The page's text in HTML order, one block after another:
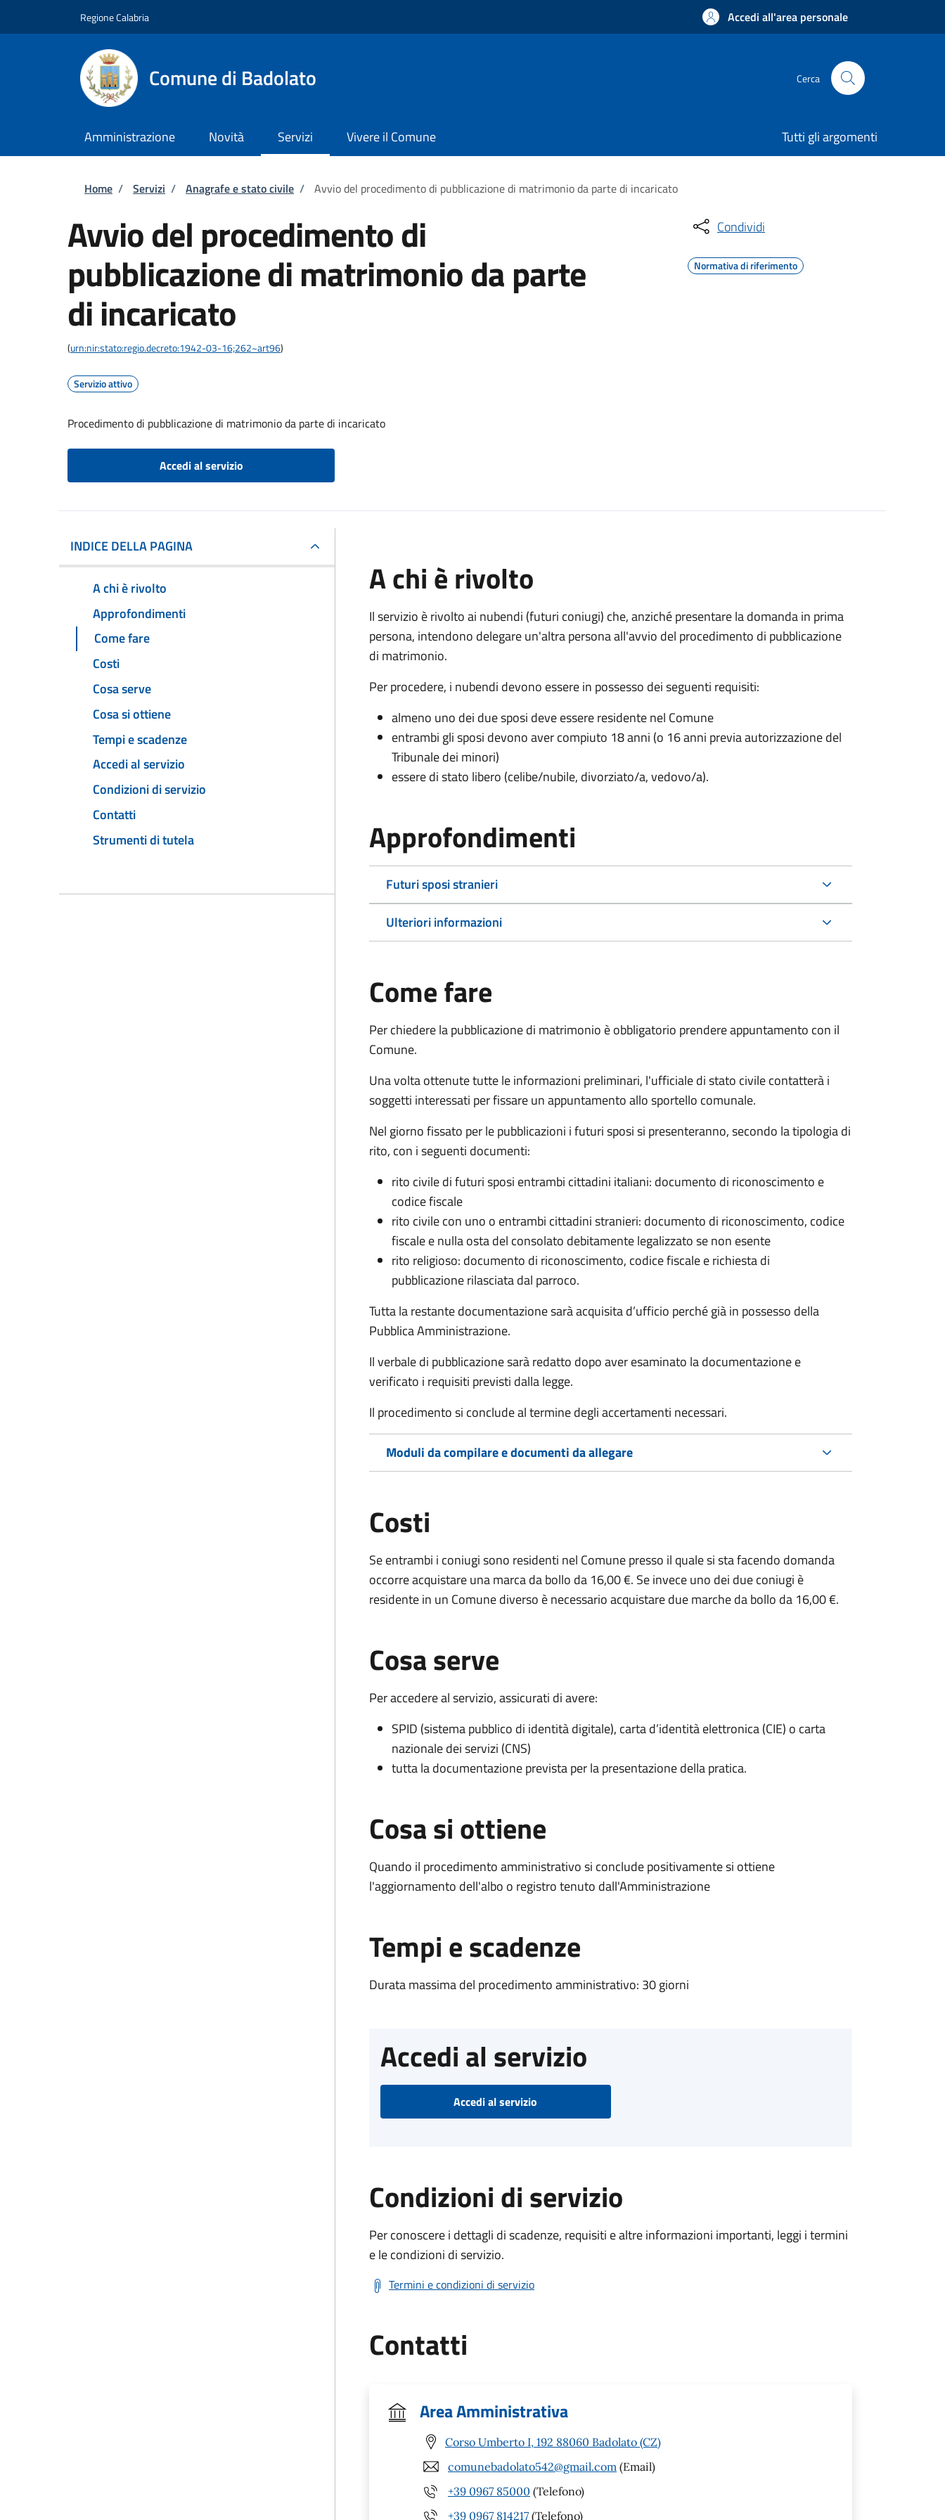
Regione Calabria Accedi all'area personale
Comune di Badolato Cerca
Amministrazione Novità Servizi Vivere il Comune Tutti gli argomenti
Briciole di pane
Home / Servizi / Anagrafe e stato civile / Avvio del procedimento di pubblicazione di matrimonio da parte di incaricato
Avvio del procedimento di
pubblicazione di matrimonio da parte
di incaricato
(urn:nir:stato:regio.decreto:1942-03-16;262~art96)
Servizio attivo
Procedimento di pubblicazione di matrimonio da parte di incaricato
Accedi al servizio
Condividi
Normativa di riferimento
INDICE DELLA PAGINA
A chi è rivolto
Approfondimenti
Come fare
Costi
Cosa serve
Cosa si ottiene
Tempi e scadenze
Accedi al servizio
Condizioni di servizio
Contatti
Strumenti di tutela
A chi è rivolto
Il servizio è rivolto ai nubendi (futuri coniugi) che, anziché presentare la domanda in prima
persona, intendono delegare un'altra persona all'avvio del procedimento di pubblicazione
di matrimonio.
Per procedere, i nubendi devono essere in possesso dei seguenti requisiti:
almeno uno dei due sposi deve essere residente nel Comune
entrambi gli sposi devono aver compiuto 18 anni (o 16 anni previa autorizzazione del
Tribunale dei minori)
essere di stato libero (celibe/nubile, divorziato/a, vedovo/a).
Approfondimenti
Futuri sposi stranieri
Ulteriori informazioni
Come fare
Per chiedere la pubblicazione di matrimonio è obbligatorio prendere appuntamento con il
Comune.
Una volta ottenute tutte le informazioni preliminari, l'ufficiale di stato civile contatterà i
soggetti interessati per fissare un appuntamento allo sportello comunale.
Nel giorno fissato per le pubblicazioni i futuri sposi si presenteranno, secondo la tipologia di
rito, con i seguenti documenti:
rito civile di futuri sposi entrambi cittadini italiani: documento di riconoscimento e
codice fiscale
rito civile con uno o entrambi cittadini stranieri: documento di riconoscimento, codice
fiscale e nulla osta del consolato debitamente legalizzato se non esente
rito religioso: documento di riconoscimento, codice fiscale e richiesta di
pubblicazione rilasciata dal parroco.
Tutta la restante documentazione sarà acquisita d’ufficio perché già in possesso della
Pubblica Amministrazione.
Il verbale di pubblicazione sarà redatto dopo aver esaminato la documentazione e
verificato i requisiti previsti dalla legge.
Il procedimento si conclude al termine degli accertamenti necessari.
Moduli da compilare e documenti da allegare
Costi
Se entrambi i coniugi sono residenti nel Comune presso il quale si sta facendo domanda
occorre acquistare una marca da bollo da 16,00 €. Se invece uno dei due coniugi è
residente in un Comune diverso è necessario acquistare due marche da bollo da 16,00 €.
Cosa serve
Per accedere al servizio, assicurati di avere:
SPID (sistema pubblico di identità digitale), carta d’identità elettronica (CIE) o carta
nazionale dei servizi (CNS)
tutta la documentazione prevista per la presentazione della pratica.
Cosa si ottiene
Quando il procedimento amministrativo si conclude positivamente si ottiene
l'aggiornamento dell'albo o registro tenuto dall'Amministrazione
Tempi e scadenze
Durata massima del procedimento amministrativo: 30 giorni
Accedi al servizio
Accedi al servizio
Condizioni di servizio
Per conoscere i dettagli di scadenze, requisiti e altre informazioni importanti, leggi i termini
e le condizioni di servizio.
Termini e condizioni di servizio
Contatti
Area Amministrativa
Corso Umberto I, 192 88060 Badolato (CZ)
comunebadolato542@gmail.com (Email)
+39 0967 85000 (Telefono)
+39 0967 814217 (Telefono)